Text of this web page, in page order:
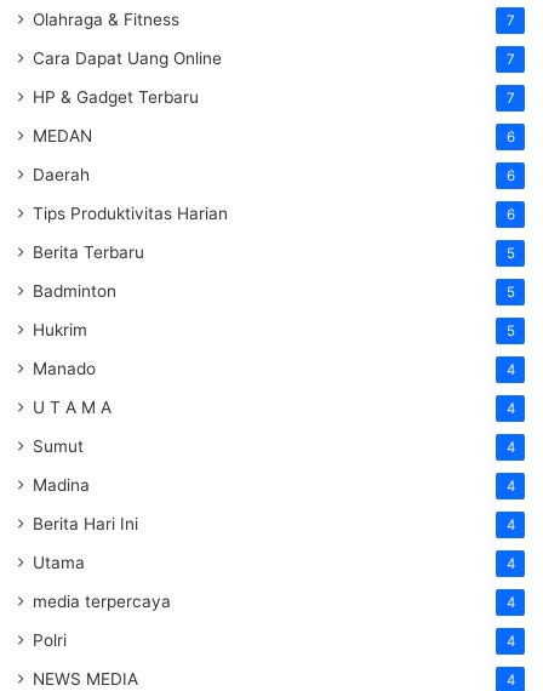
Olahraga & Fitness 7
Cara Dapat Uang Online 7
HP & Gadget Terbaru 7
MEDAN 6
Daerah 6
Tips Produktivitas Harian 6
Berita Terbaru 5
Badminton 5
Hukrim 5
Manado 4
U T A M A 4
Sumut 4
Madina 4
Berita Hari Ini 4
Utama 4
media terpercaya 4
Polri 4
NEWS MEDIA 4